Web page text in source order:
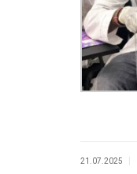
21.07.2025